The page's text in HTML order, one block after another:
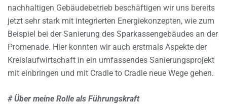
nachhaltigen Gebäudebetrieb beschäftigen wir uns bereits
jetzt sehr stark mit integrierten Energiekonzepten, wie zum
Beispiel bei der Sanierung des Sparkassengebäudes an der
Promenade. Hier konnten wir auch erstmals Aspekte der
Kreislaufwirtschaft in ein umfassendes Sanierungsprojekt
mit einbringen und mit Cradle to Cradle neue Wege gehen.
# Über meine Rolle als Führungskraft